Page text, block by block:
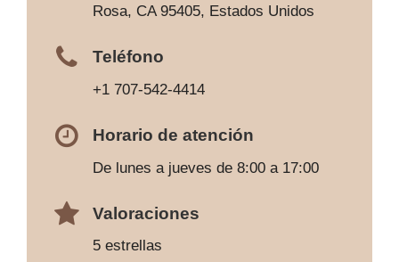
Rosa, CA 95405, Estados Unidos
Teléfono
+1 707-542-4414
Horario de atención
De lunes a jueves de 8:00 a 17:00
Valoraciones
5 estrellas